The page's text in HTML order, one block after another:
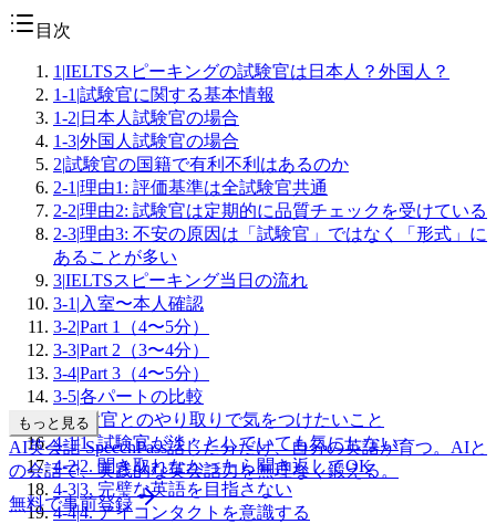
目次
1 |IELTSスピーキングの試験官は日本人？外国人？
1-1 |試験官に関する基本情報
1-2| 日本人試験官の場合
1-3|外国人試験官の場合
2|試験官の国籍で有利不利はあるのか
2-1 |理由1: 評価基準は全試験官共通
2-2|理由2: 試験官は定期的に品質チェックを受けている
2-3|理由3: 不安の原因は「試験官」ではなく「形式」に
あることが多い
3|IELTSスピーキング当日の流れ
3-1 | 入室〜本人確認
3-2|Part 1（4〜5分）
3-3|Part 2（3〜4分）
3-4|Part 3（4〜5分）
3-5|各パートの比較
4 |試験官とのやり取りで気をつけたいこと
4-1|1. 試験官が淡々としていても気にしない
4-2|2. 聞き取れなかったら聞き返してOK
4-3|3. 完璧な英語を目指さない
4-4|4. アイコンタクトを意識する
もっと見る
AI英会話 SpeechPass話した分だけ、自分の英語が育つ。 AIと
の会話で、実践的な英会話力を無理なく鍛える。
無料で事前登録